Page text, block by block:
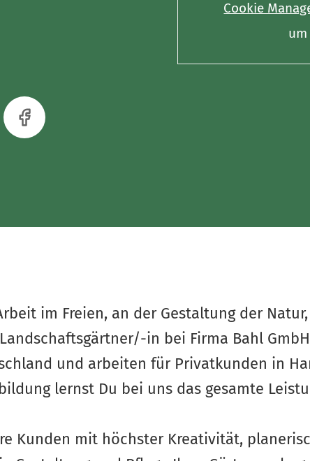
Cookie
im Freien, an der Gestaltung der
in bei Firma Bahl
und arbeiten für Privatkunden in
lernst Du bei uns das gesamte
Kunden mit höchster Kreativität,